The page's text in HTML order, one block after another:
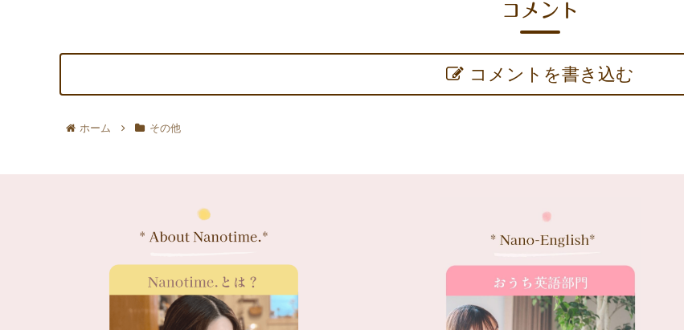
コメント
コメントを書き込む
ホーム その他